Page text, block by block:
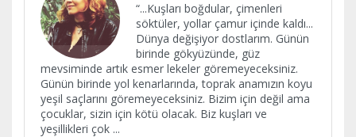
“...Kuşları boğdular, çimenleri
söktüler, yollar çamur içinde kaldı...
Dünya değişiyor dostlarım. Günün
birinde gökyüzünde, güz
mevsiminde artık esmer lekeler göremeyeceksiniz.
Günün birinde yol kenarlarında, toprak anamızın koyu
yeşil saçlarını göremeyeceksiniz. Bizim için değil ama
çocuklar, sizin için kötü olacak. Biz kuşları ve
yeşillikleri çok ...